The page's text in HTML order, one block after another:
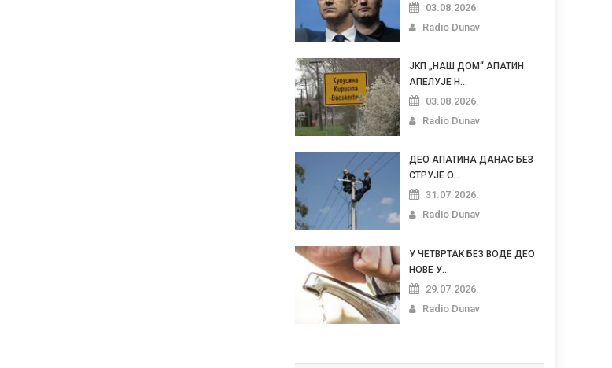
03.08.2026.
Radio Dunav
ЈКП „НАШ ДОМ“ АПАТИН
АПЕЛУЈЕ Н...
03.08.2026.
Radio Dunav
ДЕО АПАТИНА ДАНАС БЕЗ
СТРУЈЕ О...
31.07.2026.
Radio Dunav
У ЧЕТВРТАК БЕЗ ВОДЕ ДЕО
НОВЕ У...
29.07.2026.
Radio Dunav